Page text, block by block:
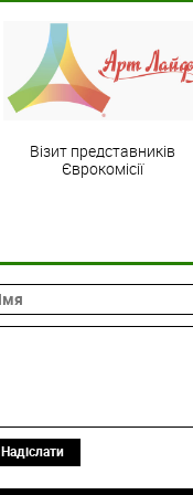
Візит представників
Єврокомісії
Надіслати